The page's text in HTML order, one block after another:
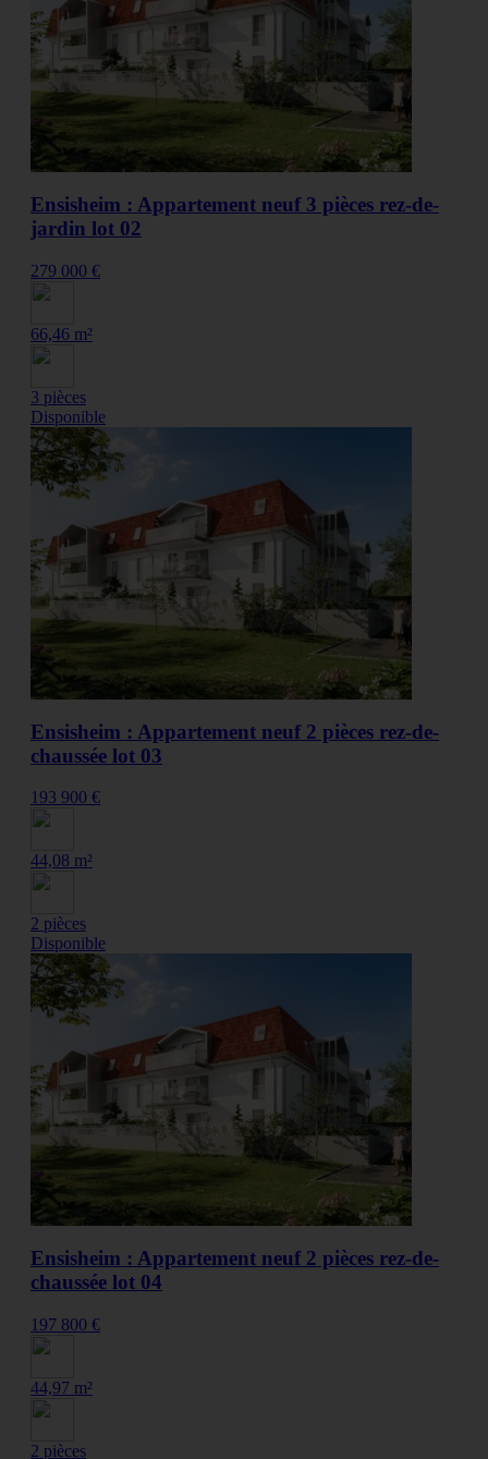
Ensisheim : Appartement neuf 3 pièces rez-de-
jardin lot 02
279 000 €
66,46 m²
3 pièces
Disponible
Ensisheim : Appartement neuf 2 pièces rez-de-
chaussée lot 03
193 900 €
44,08 m²
2 pièces
Disponible
Ensisheim : Appartement neuf 2 pièces rez-de-
chaussée lot 04
197 800 €
44,97 m²
2 pièces